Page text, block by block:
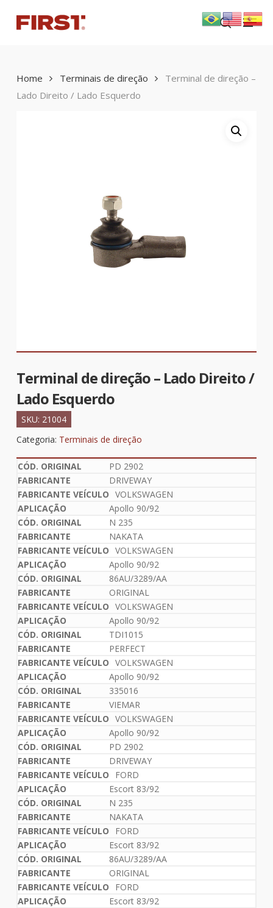
main
search
Menu
Home Terminais de direção
Terminal de direção –
Lado Direito / Lado Esquerdo
Terminal de direção – Lado Direito /
Lado Esquerdo
SKU: 21004
Categoria: Terminais de direção
PD 2902
DRIVEWAY
VOLKSWAGEN
Apollo 90/92
N 235
NAKATA
VOLKSWAGEN
Apollo 90/92
86AU/3289/AA
ORIGINAL
VOLKSWAGEN
Apollo 90/92
TDI1015
PERFECT
VOLKSWAGEN
Apollo 90/92
335016
VIEMAR
VOLKSWAGEN
Apollo 90/92
PD 2902
DRIVEWAY
FORD
Escort 83/92
N 235
NAKATA
FORD
Escort 83/92
86AU/3289/AA
ORIGINAL
FORD
Escort 83/92